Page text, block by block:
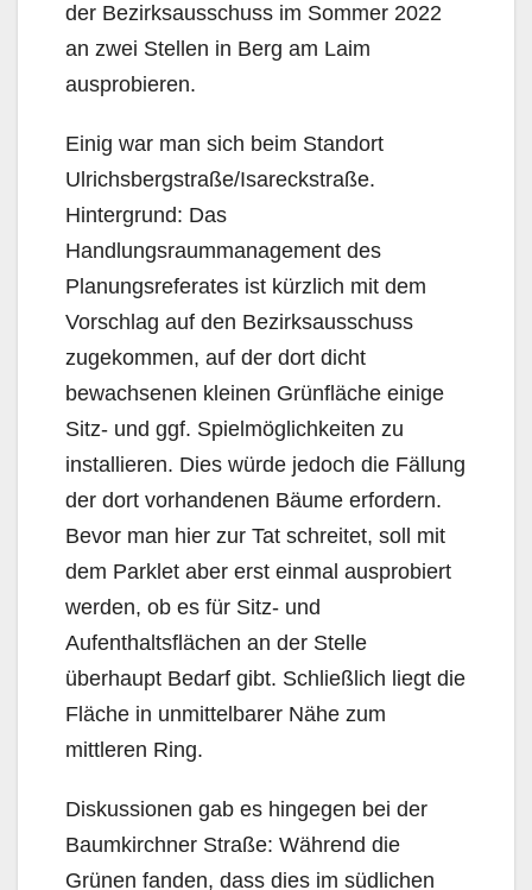
der Bezirksausschuss im Sommer 2022
an zwei Stellen in Berg am Laim
ausprobieren.
Einig war man sich beim Standort
Ulrichsbergstraße/Isareckstraße.
Hintergrund: Das
Handlungsraummanagement des
Planungsreferates ist kürzlich mit dem
Vorschlag auf den Bezirksausschuss
zugekommen, auf der dort dicht
bewachsenen kleinen Grünfläche einige
Sitz- und ggf. Spielmöglichkeiten zu
installieren. Dies würde jedoch die Fällung
der dort vorhandenen Bäume erfordern.
Bevor man hier zur Tat schreitet, soll mit
dem Parklet aber erst einmal ausprobiert
werden, ob es für Sitz- und
Aufenthaltsflächen an der Stelle
überhaupt Bedarf gibt. Schließlich liegt die
Fläche in unmittelbarer Nähe zum
mittleren Ring.
Diskussionen gab es hingegen bei der
Baumkirchner Straße: Während die
Grünen fanden, dass dies im südlichen